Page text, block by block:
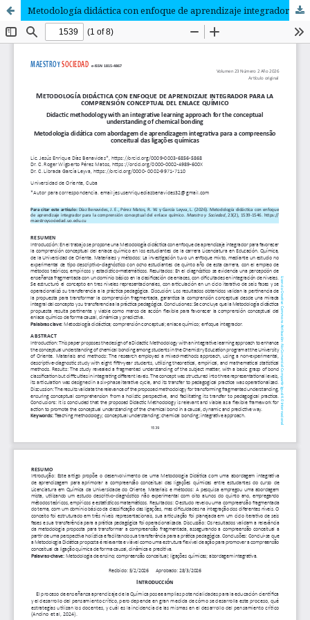
Metodología didáctica con enfoque de aprendizaje integrador para la comprensión conceptual del enlace químico